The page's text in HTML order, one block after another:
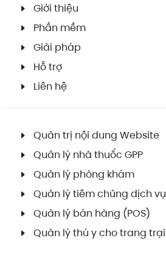
Giới thiệu
Phần mềm
Giải pháp
Hỗ trợ
Liên hệ
Quản trị nội dung Website
Quản lý nhà thuốc GPP
Quản lý phòng khám
Quản lý tiêm chủng dịch vụ
Quản lý bán hàng (POS)
Quản lý thú y cho trang trại